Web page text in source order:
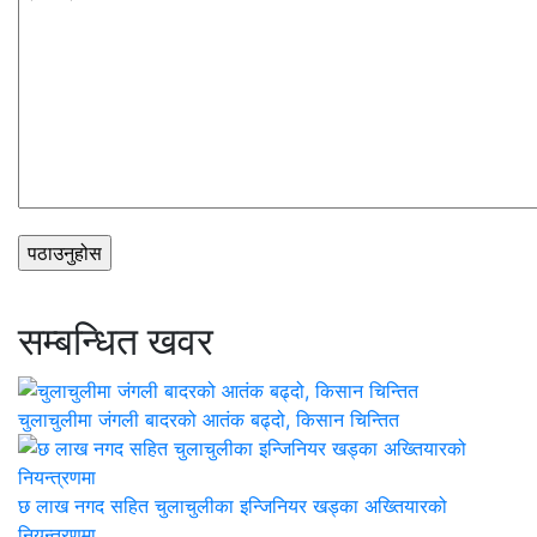
सम्बन्धित खवर
चुलाचुलीमा जंगली बादरको आतंक बढ्दो, किसान चिन्तित
छ लाख नगद सहित चुलाचुलीका इन्जिनियर खड्का अख्तियारको